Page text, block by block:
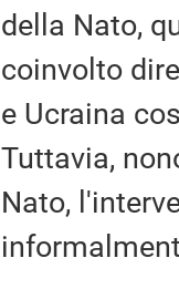
della Nato,
coinvolto
e Ucraina
Tuttavia,
Nato,